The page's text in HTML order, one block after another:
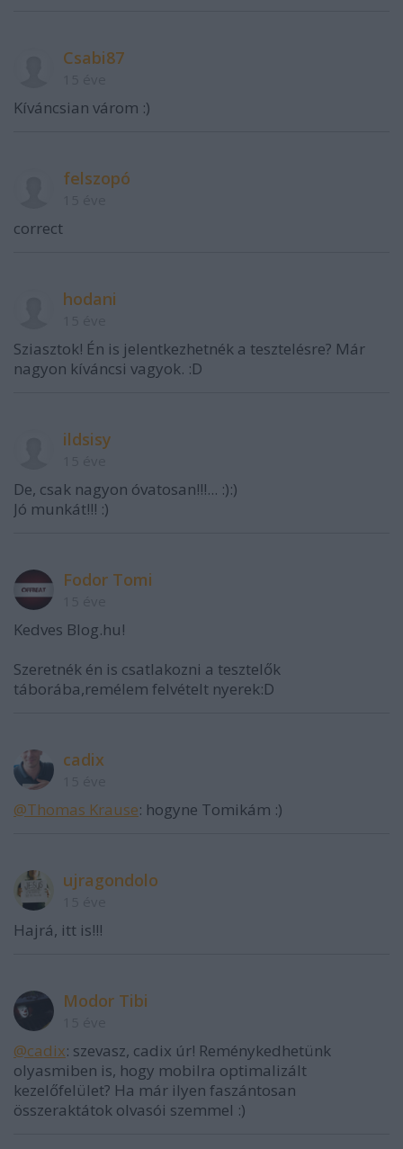
Csabi87
Kíváncsian várom :)
felszopó
correct
hodani
Sziasztok! Én is jelentkezhetnék a tesztelésre? Már
nagyon kíváncsi vagyok. :D
ildsisy
De, csak nagyon óvatosan!!!... :):)
Jó munkát!!! :)
Fodor Tomi
Kedves Blog.hu!
Szeretnék én is csatlakozni a tesztelők
táborába,remélem felvételt nyerek:D
cadix
@Thomas Krause: hogyne Tomikám :)
ujragondolo
Hajrá, itt is!!!
Modor Tibi
@cadix: szevasz, cadix úr! Reménykedhetünk
olyasmiben is, hogy mobilra optimalizált
kezelőfelület? Ha már ilyen faszántosan
összeraktátok olvasói szemmel :)